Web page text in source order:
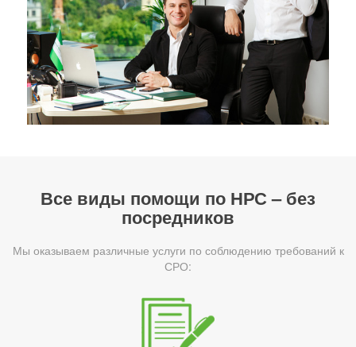
Все виды помощи по НРС – без
посредников
Мы оказываем различные услуги по соблюдению требований к
СРО: